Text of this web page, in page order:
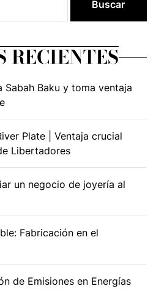
RECIENTES
Sabah Baku y toma ventaja
Plate | Ventaja crucial
Libertadores
un negocio de joyería al
Fabricación en el
de Emisiones en Energías